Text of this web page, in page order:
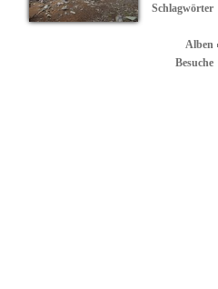
Schlagwörter
Alben
Besuche